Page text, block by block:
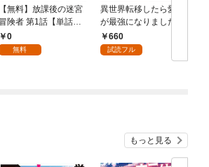
【無料】放課後の迷宮
冒険者 第1話【単話
版】
0
無料
異世界転移したら愛犬
が最強になりました ～
シルバーフェンリルと
俺が異世界暮らしを始
めたら～ THE COMIC
660
試読フル
もっと見る